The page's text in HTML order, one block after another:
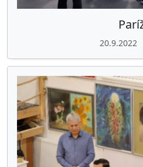
20.9.2022